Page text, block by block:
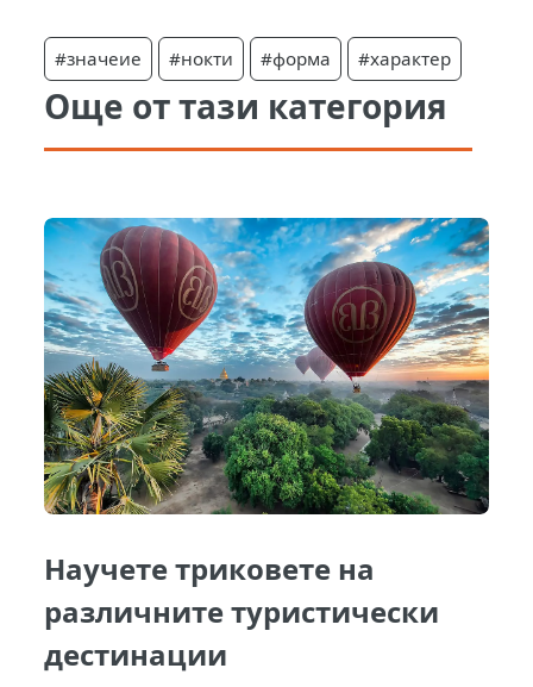
#значеие #нокти #форма #характер
Още от тази категория
Научете триковете на
различните туристически
дестинации